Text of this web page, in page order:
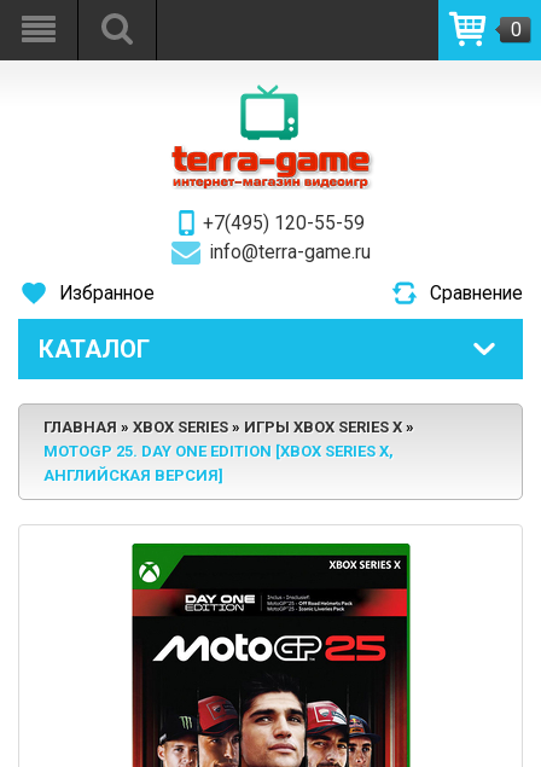
+7(495) 120-55-59
info@terra-game.ru
0
Избранное Сравнение
КАТАЛОГ
ГЛАВНАЯ XBOX SERIES
ИГРЫ XBOX SERIES X
MOTOGP 25. DAY ONE EDITION [XBOX SERIES X,
АНГЛИЙСКАЯ ВЕРСИЯ]